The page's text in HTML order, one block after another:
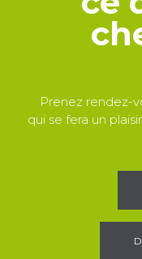
Prenez rendez-
qui se fera un